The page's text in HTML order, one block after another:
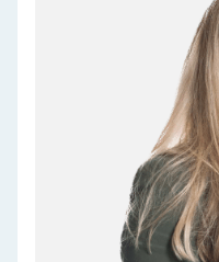
• Vijf ruime
• Luxe badkamer
inloopdouche (2025)
• Separaat toilet op
• Fraai aangelegde,
• Berging in de
Indeling van de